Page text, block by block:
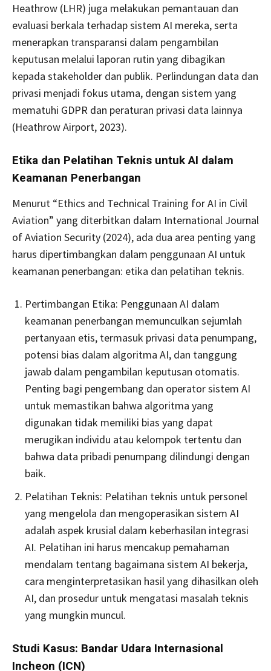
Heathrow (LHR) juga melakukan pemantauan dan
evaluasi berkala terhadap sistem AI mereka, serta
menerapkan transparansi dalam pengambilan
keputusan melalui laporan rutin yang dibagikan
kepada stakeholder dan publik. Perlindungan data dan
privasi menjadi fokus utama, dengan sistem yang
mematuhi GDPR dan peraturan privasi data lainnya
(Heathrow Airport, 2023).
Etika dan Pelatihan Teknis untuk AI dalam
Keamanan Penerbangan
Menurut “Ethics and Technical Training for AI in Civil
Aviation” yang diterbitkan dalam International Journal
of Aviation Security (2024), ada dua area penting yang
harus dipertimbangkan dalam penggunaan AI untuk
keamanan penerbangan: etika dan pelatihan teknis.
Pertimbangan Etika: Penggunaan AI dalam
keamanan penerbangan memunculkan sejumlah
pertanyaan etis, termasuk privasi data penumpang,
potensi bias dalam algoritma AI, dan tanggung
jawab dalam pengambilan keputusan otomatis.
Penting bagi pengembang dan operator sistem AI
untuk memastikan bahwa algoritma yang
digunakan tidak memiliki bias yang dapat
merugikan individu atau kelompok tertentu dan
bahwa data pribadi penumpang dilindungi dengan
baik.
Pelatihan Teknis: Pelatihan teknis untuk personel
yang mengelola dan mengoperasikan sistem AI
adalah aspek krusial dalam keberhasilan integrasi
AI. Pelatihan ini harus mencakup pemahaman
mendalam tentang bagaimana sistem AI bekerja,
cara menginterpretasikan hasil yang dihasilkan oleh
AI, dan prosedur untuk mengatasi masalah teknis
yang mungkin muncul.
Studi Kasus: Bandar Udara Internasional
Incheon (ICN)